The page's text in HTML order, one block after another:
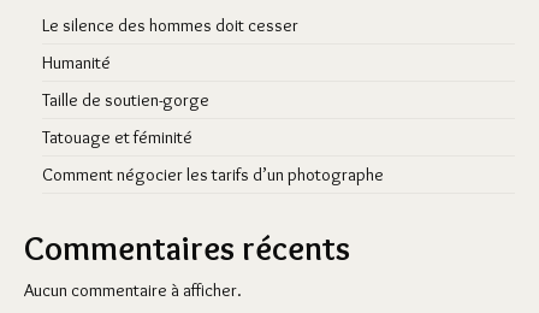
Le silence des hommes doit cesser
Humanité
Taille de soutien-gorge
Tatouage et féminité
Comment négocier les tarifs d’un photographe
Commentaires récents
Aucun commentaire à afficher.